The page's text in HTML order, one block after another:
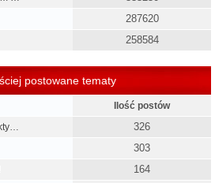
287620
258584
postowane tematy
Ilość postów
326
303
164